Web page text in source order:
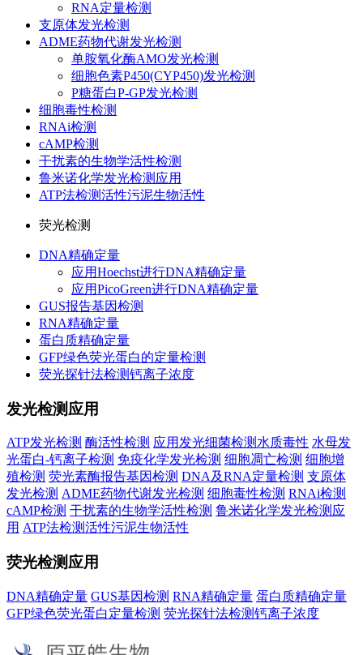
RNA定量检测
支原体发光检测
ADME药物代谢发光检测
单胺氧化酶AMO发光检测
细胞色素P450(CYP450)发光检测
P糖蛋白P-GP发光检测
细胞毒性检测
RNAi检测
cAMP检测
干扰素的生物学活性检测
鲁米诺化学发光检测应用
ATP法检测活性污泥生物活性
荧光检测
DNA精确定量
应用Hoechst进行DNA精确定量
应用PicoGreen进行DNA精确定量
GUS报告基因检测
RNA精确定量
蛋白质精确定量
GFP绿色荧光蛋白的定量检测
荧光探针法检测钙离子浓度
发光检测应用
ATP发光检测 酶活性检测 应用发光细菌检测水质毒性 水母发
光蛋白-钙离子检测 免疫化学发光检测 细胞凋亡检测 细胞增
殖检测 荧光素酶报告基因检测 DNA及RNA定量检测 支原体
发光检测 ADME药物代谢发光检测 细胞毒性检测 RNAi检测
cAMP检测 干扰素的生物学活性检测 鲁米诺化学发光检测应
用 ATP法检测活性污泥生物活性
荧光检测应用
DNA精确定量 GUS基因检测 RNA精确定量 蛋白质精确定量
GFP绿色荧光蛋白定量检测 荧光探针法检测钙离子浓度